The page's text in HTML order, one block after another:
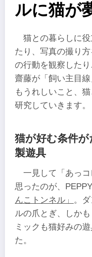
ルに猫が
猫との暮らしに
たり、写真の撮り
の行動を観察した
齋藤が「飼い主目
もうれしいこと、
研究していきます。
猫が好む条件
製遊具
一見して「あっ
思ったのが、
んこトンネル」 。
ルの爪とぎ、しか
ミックも猫好みの
た。